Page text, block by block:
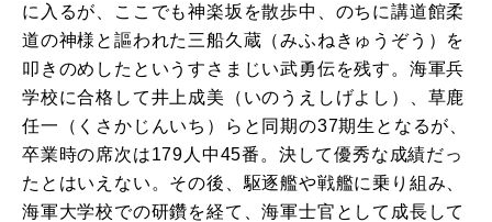
に入るが、ここでも神楽坂を散歩中、のちに講道館柔
道の神様と謳われた三船久蔵（みふねきゅうぞう）を
叩きのめしたというすさまじい武勇伝を残す。海軍兵
学校に合格して井上成美（いのうえしげよし）、草鹿
任一（くさかじんいち）らと同期の37期生となるが、
卒業時の席次は179人中45番。決して優秀な成績だっ
たとはいえない。その後、駆逐艦や戦艦に乗り組み、
海軍大学校での研鑽を経て、海軍士官として成長して